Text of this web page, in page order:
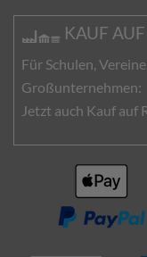
KAUF
Für Schulen,
Großunternehmen:
Jetzt auch Kauf auf